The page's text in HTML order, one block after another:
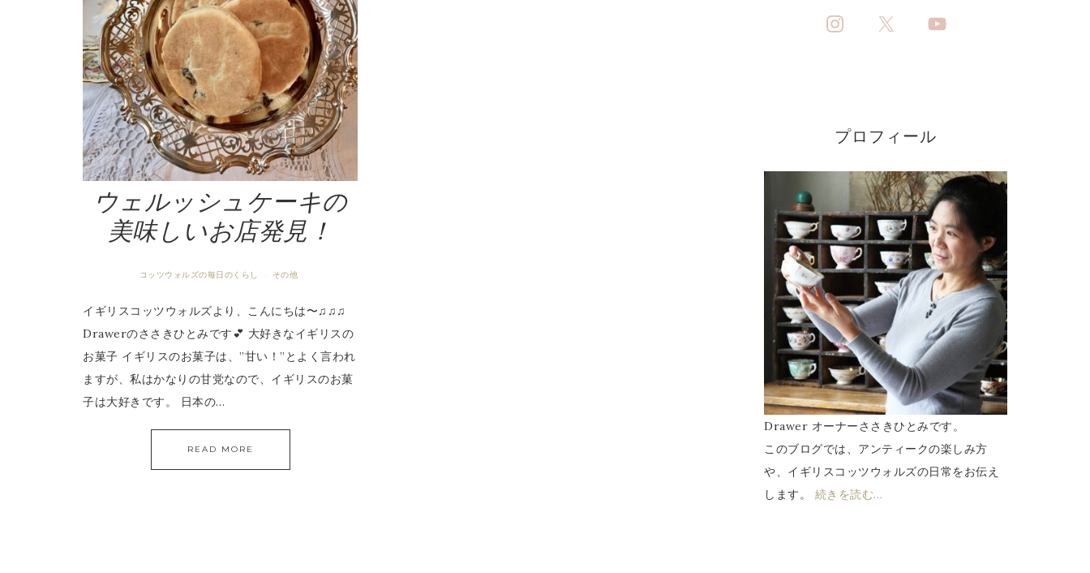
ウェルッシュケーキの
美味しいお店発見！
コッツウォルズの毎日のくらし · その他
イギリスコッツウォルズより、こんにちは〜♫♫♫
Drawerのささきひとみです💕 大好きなイギリスの
お菓子 イギリスのお菓子は、”甘い！”とよく言われ
ますが、私はかなりの甘党なので、イギリスのお菓
子は大好きです。 日本の…
READ MORE
プロフィール
Drawer オーナーささきひとみです。
このブログでは、アンティークの楽しみ方
や、イギリスコッツウォルズの日常をお伝え
します。 続きを読む…